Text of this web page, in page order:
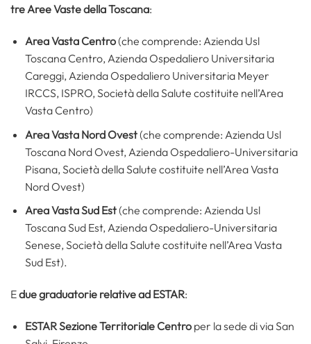
tre Aree Vaste della Toscana:
Area Vasta Centro(che comprende: Azienda Usl
Toscana Centro, Azienda Ospedaliero Universitaria
Careggi, Azienda Ospedaliero Universitaria Meyer
IRCCS, ISPRO, Società della Salute costituite nell’Area
Vasta Centro)
Area Vasta Nord Ovest(che comprende: Azienda Usl
Toscana Nord Ovest, Azienda Ospedaliero-Universitaria
Pisana, Società della Salute costituite nell’Area Vasta
Nord Ovest)
Area Vasta Sud Est(che comprende: Azienda Usl
Toscana Sud Est, Azienda Ospedaliero-Universitaria
Senese, Società della Salute costituite nell’Area Vasta
Sud Est).
Edue graduatorie relative ad ESTAR:
ESTAR Sezione Territoriale Centro per la sede di via San